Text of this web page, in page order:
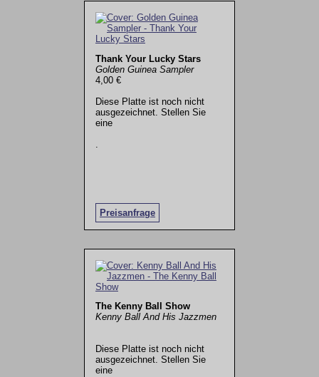
Thank Your Lucky Stars
Golden Guinea Sampler
4,00 €
Diese Platte ist noch nicht
ausgezeichnet. Stellen Sie
eine
Preisanfrage
The Kenny Ball Show
Kenny Ball And His Jazzmen
Diese Platte ist noch nicht
ausgezeichnet. Stellen Sie
eine